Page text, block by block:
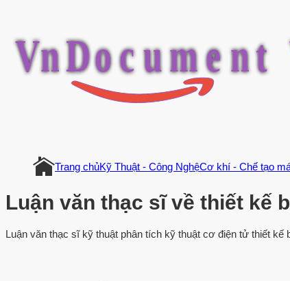
VnDocument
Trang chủKỹ Thuật - Công NghệCơ khí - Chế tạo
Luận văn thạc sĩ về thiết kế
Luận văn thạc sĩ kỹ thuật phân tích kỹ thuật cơ điện tử thiết kế